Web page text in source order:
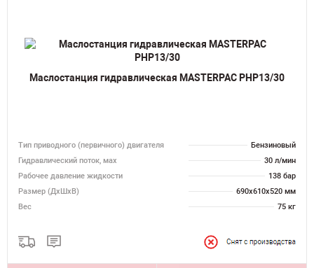
Маслостанция гидравлическая MASTERPAC PHP13/30
Тип приводного (первичного) двигателя
Бензиновый
Гидравлический поток, мах
30 л/мин
Рабочее давление жидкости
138 бар
Размер (ДхШхВ)
690х610х520 мм
Вес
75 кг